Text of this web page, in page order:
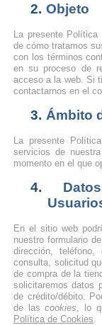
2. Objeto
La presente Política
de cómo tratamos
con los términos
en su proceso de
acceso a la web. Si
contactarnos en el
3. Ámbito
La presente
servicios de
momento en el que
4.
En el sitio web
nuestro formulario
dirección,
consulta, solicitud
de compra de la
solicitaremos datos
de crédito/débito.
de lascookies , lo
Política de Cookies